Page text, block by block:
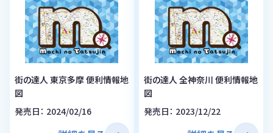
街の達人 東京多摩 便利情報地
図
発売日： 2024/02/16
街の達人 全神奈川 便利情報地
図
発売日： 2023/12/22